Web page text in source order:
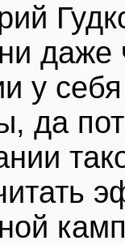
даже
у
да